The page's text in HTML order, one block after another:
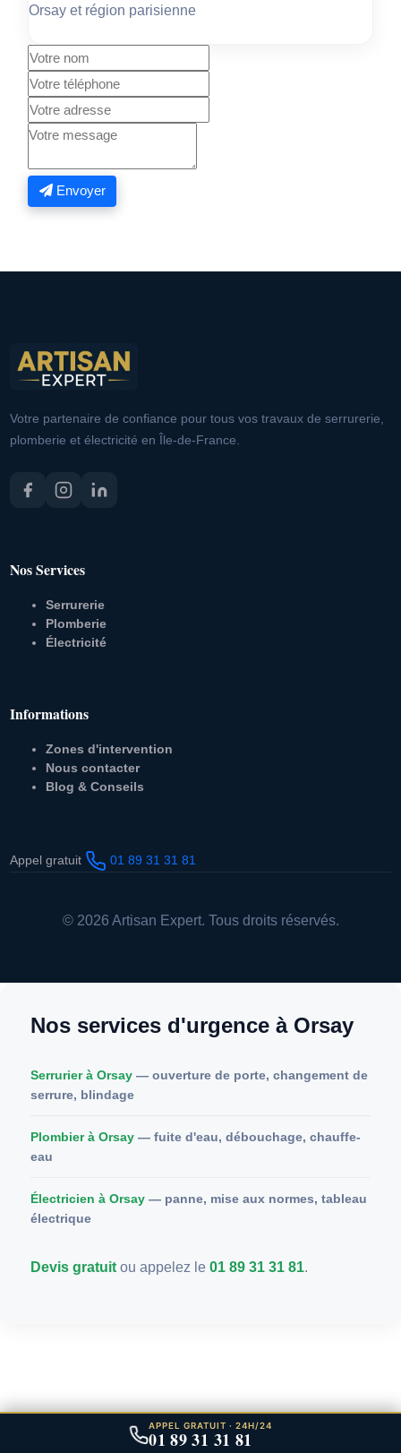
Orsay et région parisienne
Envoyer
Votre partenaire de confiance pour tous vos travaux de serrurerie,
plomberie et électricité en Île-de-France.
Nos Services
Serrurerie
Plomberie
Électricité
Informations
Zones d'intervention
Nous contacter
Blog & Conseils
Appel gratuit 01 89 31 31 81
© 2026 Artisan Expert. Tous droits réservés.
APPEL GRATUIT · 24H/24
01 89 31 31 81
Nos services d'urgence à Orsay
Serrurier à Orsay — ouverture de porte, changement de
serrure, blindage
Plombier à Orsay — fuite d'eau, débouchage, chauffe-
eau
Électricien à Orsay — panne, mise aux normes, tableau
électrique
Devis gratuit ou appelez le 01 89 31 31 81.